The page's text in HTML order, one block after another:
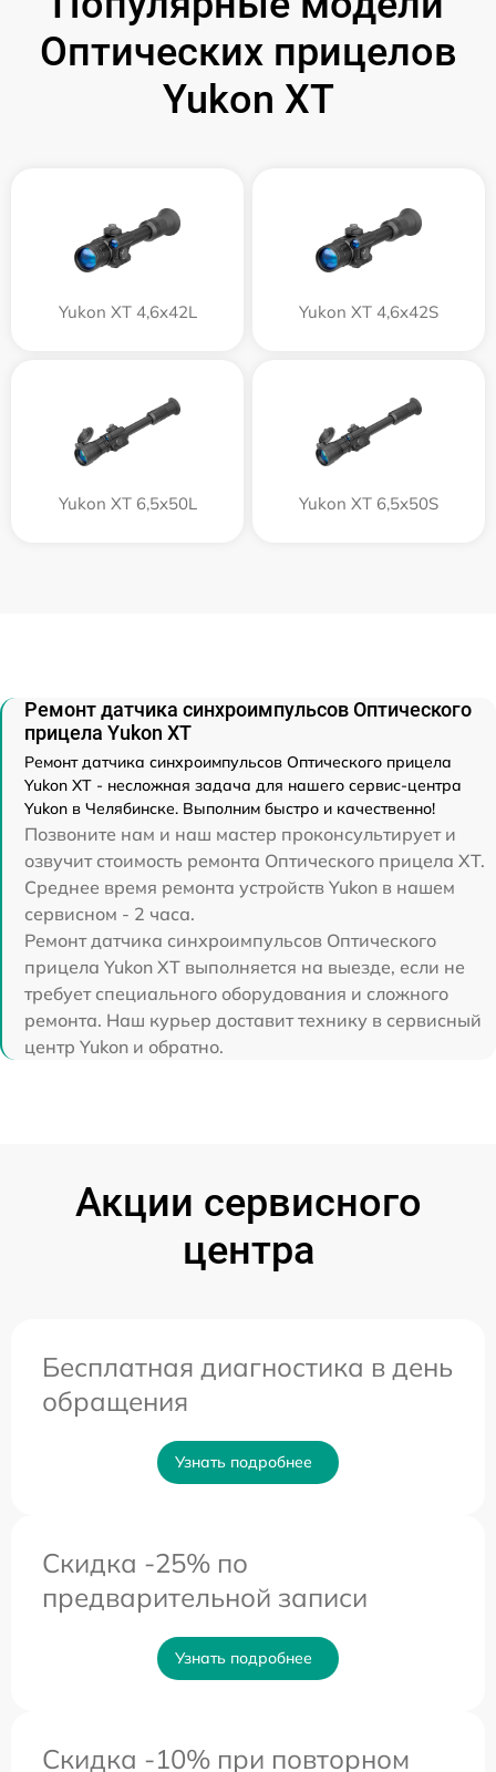
Оптических прицелов
Yukon XT
Yukon XT 4,6x42L Yukon XT 4,6x42S
Yukon XT 6,5x50L Yukon XT 6,5x50S
Ремонт датчика синхроимпульсов Оптического
прицела Yukon XT
Ремонт датчика синхроимпульсов Оптического прицела
Yukon XT - несложная задача для нашего сервис-центра
Yukon в Челябинске. Выполним быстро и качественно!
Позвоните нам и наш мастер проконсультирует и
озвучит стоимость ремонта Оптического прицела XT.
Среднее время ремонта устройств Yukon в нашем
сервисном - 2 часа.
Ремонт датчика синхроимпульсов Оптического
прицела Yukon XT выполняется на выезде, если не
требует специального оборудования и сложного
ремонта. Наш курьер доставит технику в сервисный
центр Yukon и обратно.
Акции сервисного
центра
Бесплатная диагностика в день
обращения
Узнать подробнее
Скидка -25% по
предварительной записи
Узнать подробнее
Скидка -10% при повторном